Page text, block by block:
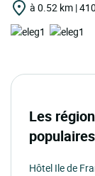
à 0.52 km |
Les
populaires
Hôtel Ile de